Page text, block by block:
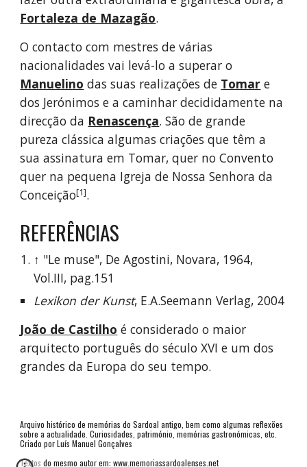
Fortaleza de Mazagão.
O contacto com mestres de várias
Manuelino das suas realizações de Tomar e
dos Jerónimos e a caminhar decididamente na
direcção da Renascença. São de grande
pureza clássica algumas criações que têm a
sua assinatura em Tomar, quer no Convento
quer na pequena Igreja de Nossa Senhora da
Conceição[1].
REFERÊNCIAS
↑ "Le muse", De Agostini, Novara, 1964,
Vol.III, pag.151
Lexikon der Kunst, E.A.Seemann Verlag, 2004
João de Castilho é considerado o maior
arquitecto português do século XVI e um dos
grandes da Europa do seu tempo.
Arquivo histórico de memórias do Sardoal antigo, bem como algumas reflexões
sobre a actualidade. Curiosidades, património, memórias gastronómicas, etc.
Criado por Luís Manuel Gonçalves
Textos do mesmo autor em: www.memoriassardoalenses.net